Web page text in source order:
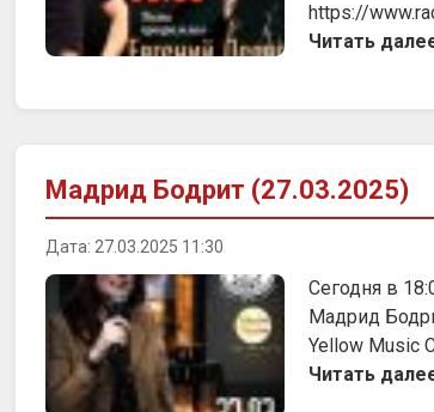
https://
Читать
Мадрид Бодрит (27.03.2025)
Дата: 27.03.2025 11:30
Сегодня в
Мадрид
Yellow Music
Читать